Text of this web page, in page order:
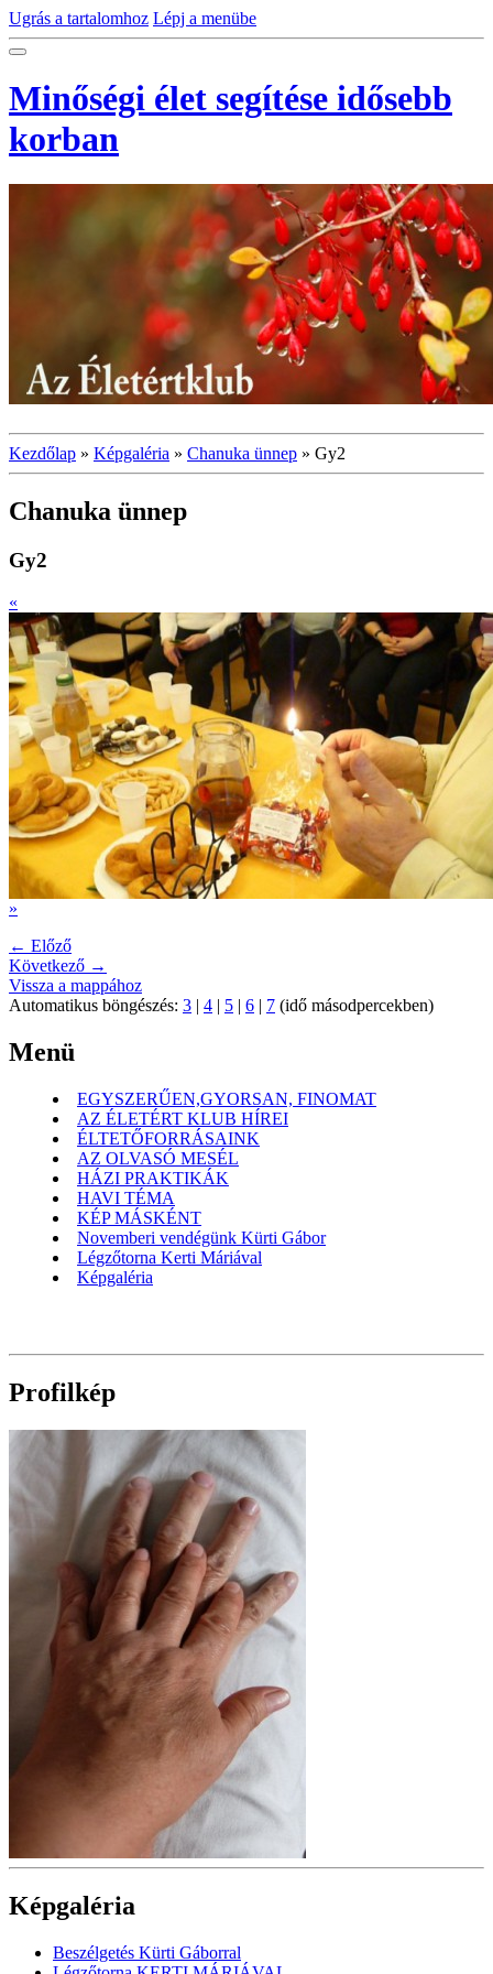
Ugrás a tartalomhoz Lépj a menübe
Minőségi élet segítése idősebb
korban
Kezdőlap » Képgaléria » Chanuka ünnep » Gy2
Chanuka ünnep
Gy2
«
»
← Előző
Következő →
Vissza a mappához
Automatikus böngészés: 3 | 4 | 5 | 6 | 7 (idő másodpercekben)
Menü
EGYSZERŰEN,GYORSAN, FINOMAT
AZ ÉLETÉRT KLUB HÍREI
ÉLTETŐFORRÁSAINK
AZ OLVASÓ MESÉL
HÁZI PRAKTIKÁK
HAVI TÉMA
KÉP MÁSKÉNT
Novemberi vendégünk Kürti Gábor
Légzőtorna Kerti Máriával
Képgaléria
Profilkép
Képgaléria
Beszélgetés Kürti Gáborral